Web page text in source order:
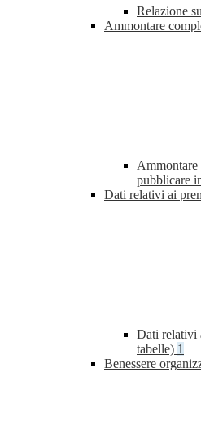
Relazione
Ammontare
Ammontare
pubblicare
Dati relativi ai
Dati relativi
tabelle) 1
Benessere